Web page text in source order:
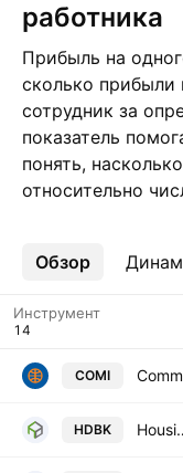
работника
Прибыль на
сколько
сотрудник за
показатель
понять,
относительно
Обзор
Ещё
Инструмент
COMI
HDBK Housing